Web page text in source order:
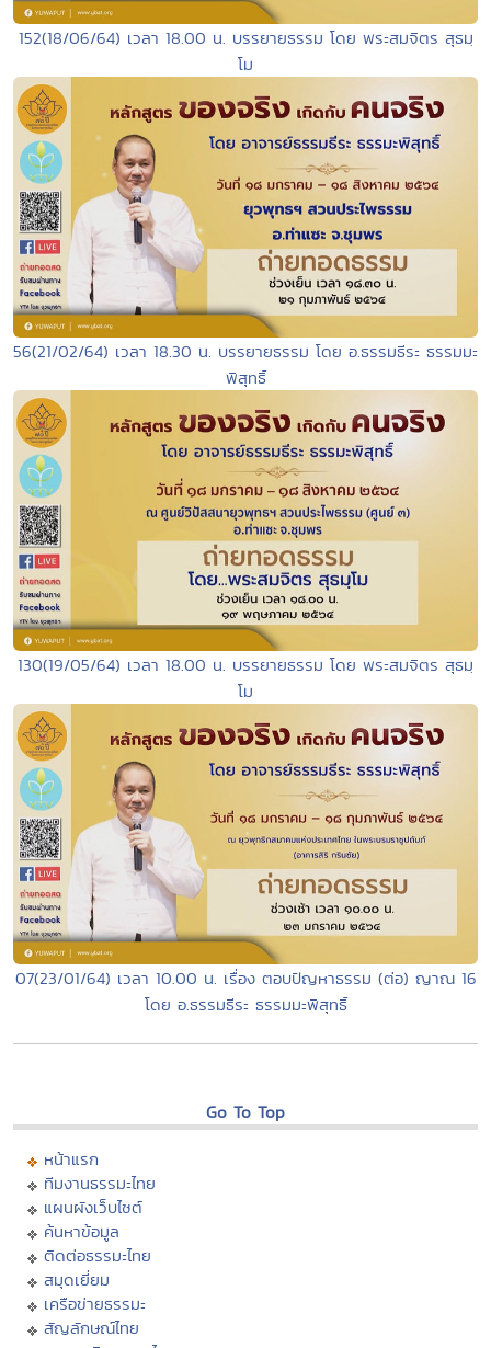
152(18/06/64) เวลา 18.00 น. บรรยายธรรม โดย พระสมจิตร สุธมฺ
โม
56(21/02/64) เวลา 18.30 น. บรรยายธรรม โดย อ.ธรรมธีระ ธรรมมะ
พิสุทธิ์
130(19/05/64) เวลา 18.00 น. บรรยายธรรม โดย พระสมจิตร สุธมฺ
โม
07(23/01/64) เวลา 10.00 น. เรื่อง ตอบปัญหาธรรม (ต่อ) ญาณ 16
โดย อ.ธรรมธีระ ธรรมมะพิสุทธิ์
Go To Top
หน้าแรก
ทีมงานธรรมะไทย
แผนผังเว็บไซต์
ค้นหาข้อมูล
ติดต่อธรรมะไทย
สมุดเยี่ยม
เครือข่ายธรรมะ
สัญลักษณ์ไทย